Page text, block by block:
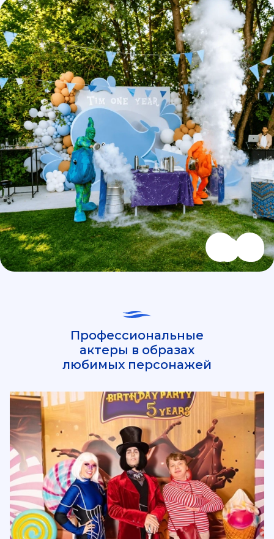
проводит интерактивные эксперименты и вовлекает
детей в участие. Такая программа отлично подходит
для дня рождения, выпускного, школьного
праздника, семейного мероприятия или научного
шоу для детей.
Во время азотного шоу гости наблюдают эффектный
холодный дым, мгновенную заморозку предметов,
воздушные крио эффекты и необычные
эксперименты с жидким азотом. Дети участвуют в
опытах, помогают ведущему проводить научные
эксперименты и знакомятся с увлекательным миром
науки в игровой форме. Благодаря сочетанию
развлечения и интерактива крио шоу вызывает
интерес у детей разного возраста.
Программа подбирается под формат площадки и
количество участников. Азотное шоу можно провести
дома, в школе, детском саду, ресторане, лофте или на
выездном мероприятии. Часто программу дополняют
анимацией, химическим шоу, мастер-классами или
бумажной дискотекой. Такой формат помогает
сделать детский праздник более необычным,
динамичным и запоминающимся.
Заказать азотное шоу в Москве можно для детей
разных возрастов. Мы подготавливаем оборудование,
яркой частью праздника, подарит детям новые
эмоции и создаст эффектную атмосферу на
мероприятии.Профессиональные
актеры в образах
любимых персонажей